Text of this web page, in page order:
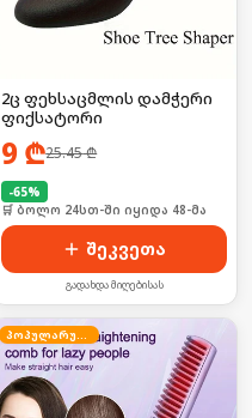
2ც ფეხსაცმლის დამჭერი
ფიქსატორი
9 ₾25.45₾
-65%
🛒 ბოლო 24სთ-ში იყიდა 48-მა
შეკვეთა
გადახდა მიღებისას
პოპულარული